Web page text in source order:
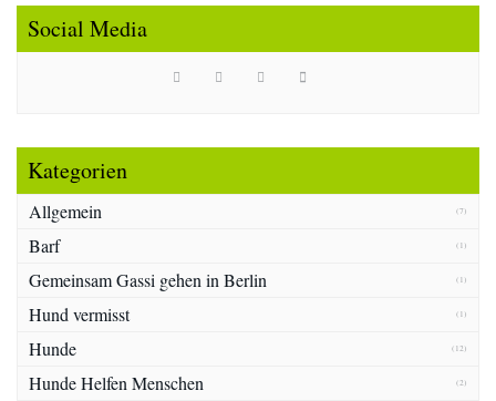
Social Media
Kategorien
Allgemein (7)
Barf (1)
Gemeinsam Gassi gehen in Berlin (1)
Hund vermisst (1)
Hunde (12)
Hunde Helfen Menschen (2)